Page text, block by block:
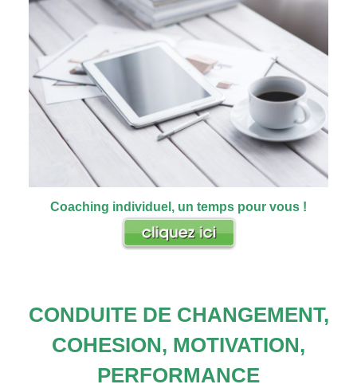
Coaching individuel, un temps pour vous !
CONDUITE DE CHANGEMENT,
COHESION, MOTIVATION,
PERFORMANCE